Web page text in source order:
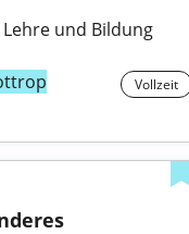
und Bildung
Vollzeit